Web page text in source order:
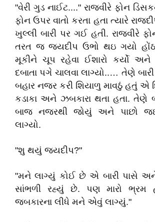
"વેરી ગુડ નાઈટ...." રાજવીરે ફોન
ફોન ઉપર વાતો કરતા હતા ત્યારે
ખુલ્લી બારી પર ગઈ હતી. રાજવીરે
તરત જ જયદીપ ઉભો થઇ ગયો
મૂકીને ચૂપ રહેવા ઈશારો કર્યો
દબાતા પગે ચાલવા લાગ્યો..… તેણે
બહાર નજર કરી શિયાળુ માવઠું હતું એ
કડાકા અને ઝબકારા થતા હતા. તેણે
બાજ નજરથી જોયું અને પાછો
લાગ્યો.
"શુ થયું જયદીપ?"
"મને લાગ્યું કોઈ છે એ બારી પાસે
સાંભળી રહ્યું છે. પણ મારો ભ્રમ
જબકારના લીધે મને એવું લાગ્યું."